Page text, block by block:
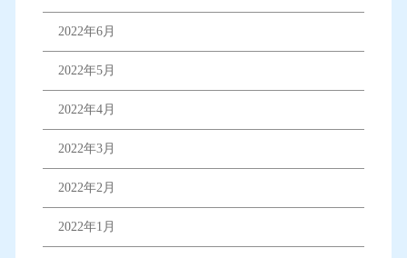
2022年6月
2022年5月
2022年4月
2022年3月
2022年2月
2022年1月